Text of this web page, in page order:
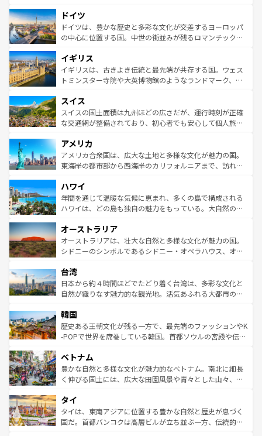
せる。地方によって風土や気候が異なるスペインはその個
性で訪れる人を魅了する。 なお、新着のスペイン情報は コ
ンテンツ一覧を参照してほしい。
で、幅広い魅力が詰まっている。華麗な宮殿、歴史的な大
聖堂、美しいビーチ、そして豊かな自然が、訪れる者を心
から魅了する。また、フランスは美食の国としても知ら
いる。シャンパンの発祥地であるランス、プロヴァンスの
香り高いラベンダー畑など、多彩な楽しみ方が可能だ。さ
らに、パリ以外の地域にも魅力が溢れており、どの街角に
れる地方に足を運ぶとそれぞれで全く異なる文化を体験で
きるだろう。 なお、新着のフランス情報はコンテンツ一覧
を参照してほしい。
ドイツ
ドイツは、豊かな歴史と多彩な文化が交差するヨーロッパ
の中心に位置する国。中世の街並みが残るロマンチック街
顔を持つこの国は、どこを歩いても飽きることがない。ベ
ルリンの文化的活気、バイエルン州のアルプスの絶景、そ
してライン川沿いのワイン畑といった風景は必見。ビール
は、お酒好きな人にはぜひ体験してほしい。 なお、新着の
ドイツ情報はコンテンツ一覧を参照してほしい。
イギリス
イギリスは、古きよき伝統と最先端が共存する国。ウェス
トミンスター寺院や大英博物館のようなランドマーク、歴
リアごとに異なる魅力がある。また、優雅なアフタヌーン
ティー、ビール好きにはたまらない英国パブ、サッカー観
戦など、本場だからこそできる体験も豊富。イギリスを旅
ンツ一覧を参照してほしい。
スイス
スイスの国土面積は九州ほどの広さだが、運行時刻が正確
な交通網が整備されており、初心者でも安心して個人旅行
の建物がそのまま残る町や、スイスならではのユニークな
博物館もあり、アルプス観光だけでなく町歩きも満喫する
ことができる。国民の所得が高いため物価も高いが、旅行
ば市内交通費無料で観光を楽しむこともできる。 なお、新
着のスイス情報はコンテンツ一覧 を参照してほしい。
アメリカ
アメリカ合衆国は、広大な土地と多様な文化が魅力の国。
東海岸の都市部から西海岸のカリフォルニアまで、訪れる
のような巨大都市は、観光、ショッピング、エンターテイ
ンメントが詰まった刺激的なスポットだ。一方、アメリカ
西部には大自然が広がり、グランドキャニオンやイエロー
部のニューオーリンズでは、音楽と美食が融合した独特の
文化が魅力。旅行者はアメリカの各地域で異なる魅力を楽
しみながら、その多様性と豊かな歴史を感じることができ
ならではの贅沢な旅のスタイルだ。 なお、新着のアメリカ
情報はコンテンツ一覧を参照してほしい。
ハワイ
年間を通じて温暖な気候に恵まれ、多くの島で構成される
ハワイは、どの島も独自の魅力をもっている。大自然の神
ワイ島は見逃せない。また、定番の観光地といえばオアフ
島だが、静かな自然を求めるならマウイ島やカウアイ島が
おすすめ。エメラルドグリーンに輝く海をはじめ、豊かな
れるおもてなしの心で訪れる人々を迎えてくれるハワイの
人々、おいしいローカルフードやハワイアンミュージッ
ク、伝統的なフラダンスなど、すべてがハワイの魅力を彩
ワイを、存分に味わってほしい。 なお、新着のハワイ情報
はコンテンツ一覧を参照してほしい。
オーストラリア
オーストラリアは、壮大な自然と多様な文化が魅力の国。
シドニーのシンボルであるシドニー・オペラハウス、オー
リアリーフや大陸中央部にそびえるウルル（エアーズロッ
ク）、タスマニアの美しい原生林やケアンズの熱帯雨林な
ど、見どころがたくさん。また、カフェやワイン、オージ
いる。アクティビティも充実しており、サーフィンやダイ
ビング、ハイキングなど、アウトドア好きにはたまらな
い。オーストラリアの多彩な魅力を存分に味わいつくそ
参照してほしい。
台湾
日本から約４時間ほどでたどり着く台湾は、多彩な文化と
自然が織りなす魅力的な観光地。活気あふれる大都市の台
ン）、静ひつな山岳地帯である台湾東部など、都市の喧騒
と山間の静けさが共存しており、訪れる人に新しい発見と
驚きをもたらしてくれる。また、奥深い台湾の食文化も魅
容にもいいと評判のスイーツなど、バラエティ豊かな料理
が味わえる。 なお、新着の台湾情報は コンテンツ一覧を参
照してほしい。
韓国
歴史ある王朝文化が残る一方で、最先端のファッションやK
-POPで世界を席巻している韓国。首都ソウルの宮殿や伝統
き、地方に足を延ばせば四季折々の自然美を楽しむことが
できる。そして、キムチや焼肉、絶品のストリートフード
まで、さまざまな韓国料理が待っている。夜には、韓国な
リティに包まれながら、韓国の多彩な魅力を心ゆくまで味
わってみてほしい。 なお、新着の韓国情報はコンテンツ一
覧を参照してほしい。
ベトナム
豊かな自然と多様な文化が魅力的なベトナム。南北に細長
く伸びる国土には、広大な田園風景や青々とした山々、世
急速な発展と共に伝統が息づく。ハノイの古い町並みやホ
ーチミン市のフランス統治時代の建物も、独特の雰囲気を
醸し出している。また、バラエティの豊かさとおいしさで
タイ
タイは、東南アジアに位置する豊かな自然と歴史が息づく
国だ。首都バンコクは高層ビルが立ち並ぶ一方、伝統的な